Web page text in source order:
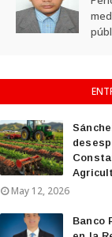
May 12, 2026
Banco